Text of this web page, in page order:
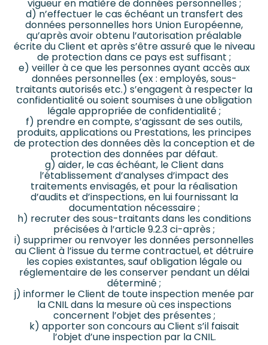
vigueur en matière de données personnelles ;
d) n’effectuer le cas échéant un transfert des
données personnelles hors Union Européenne,
qu’après avoir obtenu l’autorisation préalable
écrite du Client et après s’être assuré que le niveau
de protection dans ce pays est suffisant ;
e) veiller à ce que les personnes ayant accès aux
données personnelles (ex : employés, sous-
traitants autorisés etc.) s’engagent à respecter la
confidentialité ou soient soumises à une obligation
légale appropriée de confidentialité ;
f) prendre en compte, s’agissant de ses outils,
produits, applications ou Prestations, les principes
de protection des données dès la conception et de
protection des données par défaut.
g) aider, le cas échéant, le Client dans
l’établissement d’analyses d’impact des
traitements envisagés, et pour la réalisation
d’audits et d’inspections, en lui fournissant la
documentation nécessaire ;
h) recruter des sous-traitants dans les conditions
précisées à l’article 9.2.3 ci-après ;
i) supprimer ou renvoyer les données personnelles
au Client à l’issue du terme contractuel, et détruire
les copies existantes, sauf obligation légale ou
réglementaire de les conserver pendant un délai
déterminé ;
j) informer le Client de toute inspection menée par
la CNIL dans la mesure où ces inspections
concernent l’objet des présentes ;
k) apporter son concours au Client s’il faisait
l’objet d’une inspection par la CNIL.